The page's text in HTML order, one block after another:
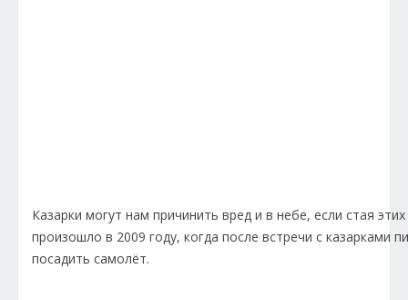
Казарки могут нам причинить вред и в небе, если стая
произошло в 2009 году, когда после встречи с казарками
посадить самолёт.